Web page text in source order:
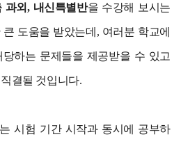
과외, 내신특별반을 수강해 보시는
도움을 받았는데, 여러분 학교에
하는 문제들을 제공받을 수 있고
결될 것입니다.
시험 기간 시작과 동시에 공부하